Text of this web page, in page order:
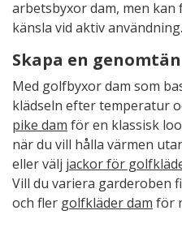
arbetsbyxor dam, men
känsla vid aktiv användning.
Skapa en
Med golfbyxor dam som
klädseln efter temperatur
pike dam för en klassisk
när du vill hålla värmen
eller välj jackor för
Vill du variera garderoben
och fler golfkläder dam för